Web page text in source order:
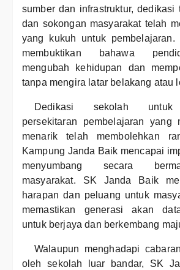
sumber dan infrastruktur, dedikasi
dan sokongan masyarakat telah
yang kukuh untuk
membuktikan bahawa
mengubah kehidupan dan
tanpa mengira latar belakang atau
Dedikasi sekolah untuk
persekitaran pembelajaran yang
menarik telah membolehkan
Kampung Janda Baik mencapai
menyumbang secara
masyarakat. SK Janda Baik
harapan dan peluang untuk
memastikan generasi akan
untuk berjaya dan berkembang
Walaupun menghadapi
oleh sekolah luar bandar, SK